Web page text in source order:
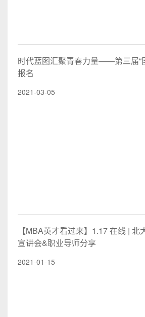
时代蓝图汇聚青春力量——第三届“
报名
2021-03-05
【MBA英才看过来】1.17 在线 | 北
宣讲会&职业导师分享
2021-01-15